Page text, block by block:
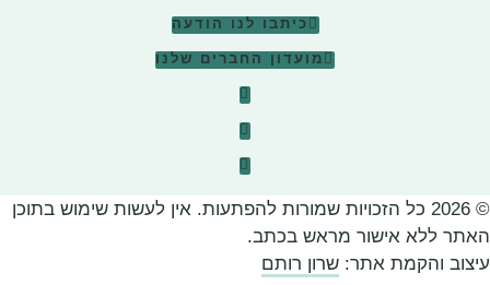
כיתבו לנו הודעה
מועדון החברים שלנו
© 2026 כל הזכויות שמורות להפתעות. אין לעשות שימוש בתוכן
האתר ללא אישור מראש בכתב.
עיצוב והקמת אתר: שרון רותם